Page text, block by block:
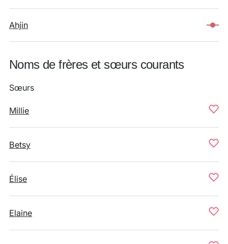
Ahjin
Noms de frères et sœurs courants
Sœurs
Millie
Betsy
Élise
Elaine